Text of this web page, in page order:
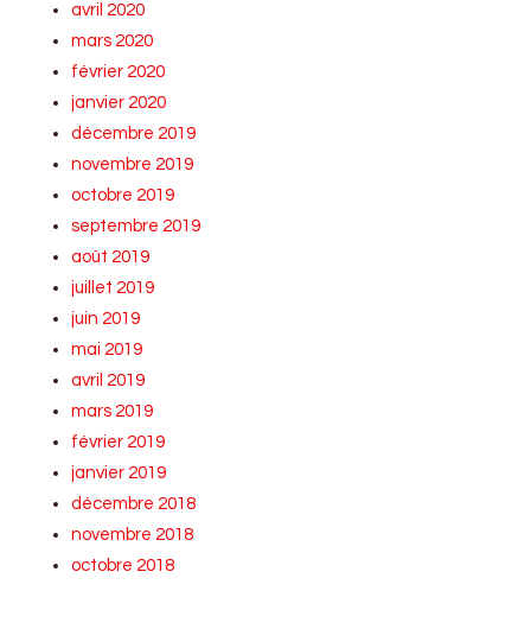
avril 2020
mars 2020
février 2020
janvier 2020
décembre 2019
novembre 2019
octobre 2019
septembre 2019
août 2019
juillet 2019
juin 2019
mai 2019
avril 2019
mars 2019
février 2019
janvier 2019
décembre 2018
novembre 2018
octobre 2018